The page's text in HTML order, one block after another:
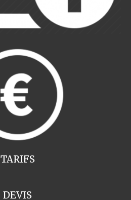
TARIFS
DEVIS